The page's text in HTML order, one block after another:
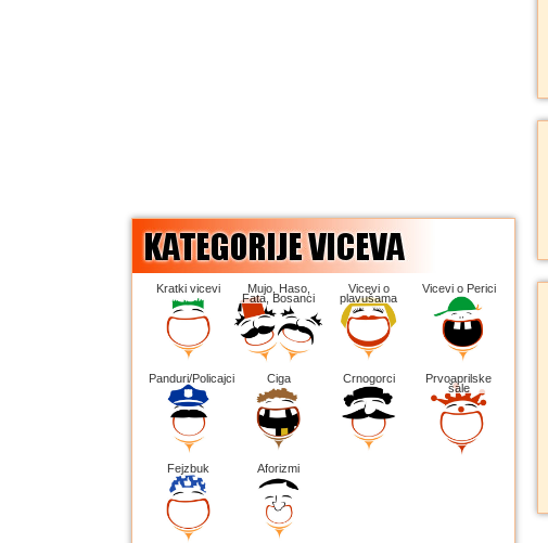
Kratki vicevi Mujo, Haso,
Fata, Bosanci
Vicevi o
plavušama
Vicevi o Perici
Panduri/Policajci Ciga Crnogorci Prvoaprilske
šale
Fejzbuk Aforizmi